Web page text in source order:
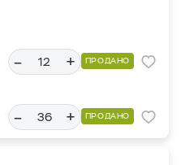
– + ПРОДАНО
– + ПРОДАНО